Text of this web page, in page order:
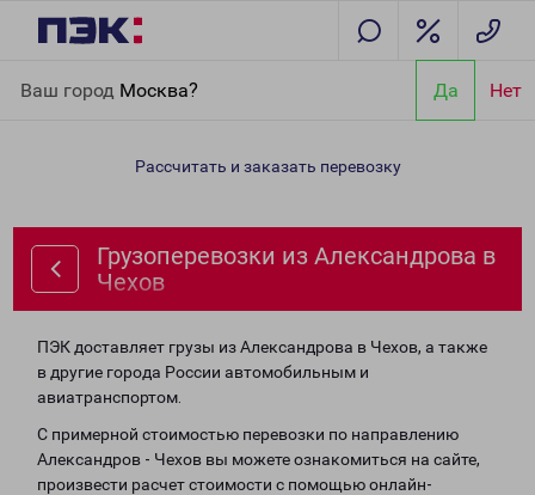
Ваш город Москва? Да Нет
Чехов
Рассчитать и заказать перевозку
Грузоперевозки из Александрова в
Чехов
ПЭК доставляет грузы из Александрова в Чехов, а также
в другие города России автомобильным и
авиатранспортом.
С примерной стоимостью перевозки по направлению
Александров - Чехов вы можете ознакомиться на сайте,
произвести расчет стоимости с помощью онлайн-